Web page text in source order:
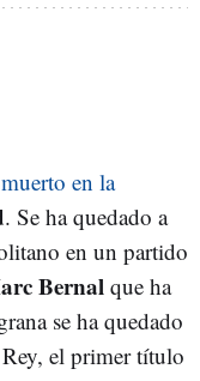
en la
. Se ha quedado a
en un partido
Bernalque ha
se ha quedado
el primer título